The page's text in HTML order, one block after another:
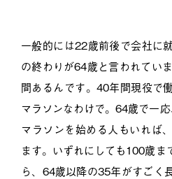
一般的には22歳前後で会社に
の終わりが64歳と言われてい
間あるんです。40年間現役で
マラソンなわけで。64歳で一
マラソンを始める人もいれば
ます。いずれにしても100歳ま
ら、64歳以降の35年がすごく